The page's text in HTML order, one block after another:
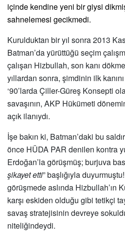
içinde kendine yeni bir giysi
sahnelemesi gecikmedi.
Kurulduktan bir yıl sonra 2013
Batman’da yürüttüğü seçim
çalışan Hizbullah, son kanı dö
yıllardan sonra, şimdinin ilk
‘90’larda Çiller-Güreş Konsepti
savaşının, AKP Hükümeti dö
açık ilanıydı.
İşe bakın ki, Batman’daki bu
önce HÜDA PAR denilen kontra
Erdoğan’la görüşmüş; burjuva
şikayet etti” başlığıyla
görüşmede aslında Hizbullah’ın
karşı eskiden olduğu gibi tetikçi
savaş stratejisinin devreye
niteliğindeydi.